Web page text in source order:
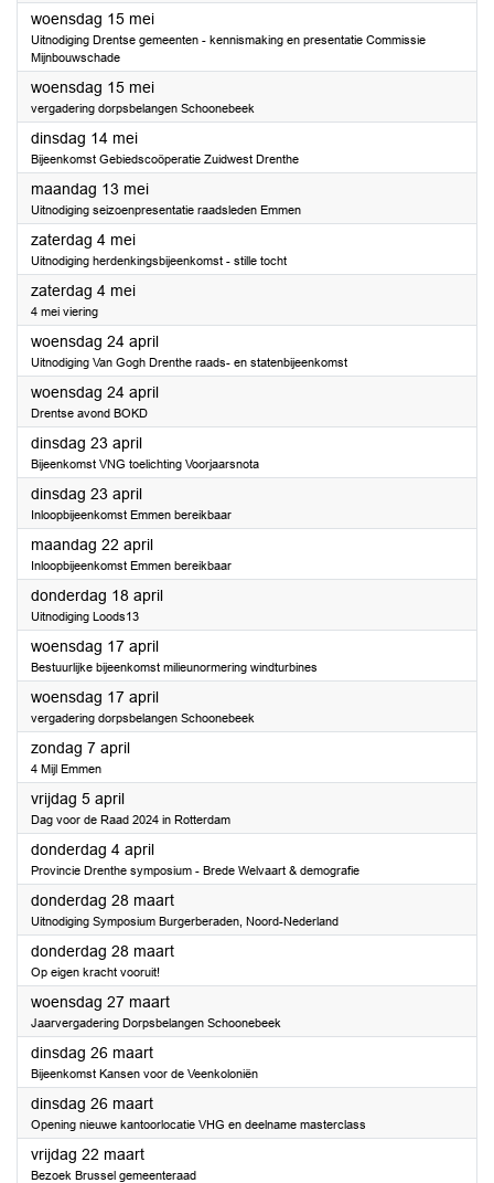
woensdag 15 mei2024
Uitnodiging Drentse gemeenten - kennismaking en presentatie Commissie
Mijnbouwschade
woensdag 15 mei2024
vergadering dorpsbelangen Schoonebeek
dinsdag 14 mei2024
Bijeenkomst Gebiedscoöperatie Zuidwest Drenthe
maandag 13 mei2024
Uitnodiging seizoenpresentatie raadsleden Emmen
zaterdag 4 mei2024
Uitnodiging herdenkingsbijeenkomst - stille tocht
zaterdag 4 mei2024
4 mei viering
woensdag 24 april2024
Uitnodiging Van Gogh Drenthe raads- en statenbijeenkomst
woensdag 24 april2024
Drentse avond BOKD
dinsdag 23 april2024
Bijeenkomst VNG toelichting Voorjaarsnota
dinsdag 23 april2024
Inloopbijeenkomst Emmen bereikbaar
maandag 22 april2024
Inloopbijeenkomst Emmen bereikbaar
donderdag 18 april2024
Uitnodiging Loods13
woensdag 17 april2024
Bestuurlijke bijeenkomst milieunormering windturbines
woensdag 17 april2024
vergadering dorpsbelangen Schoonebeek
zondag 7 april2024
4 Mijl Emmen
vrijdag 5 april2024
Dag voor de Raad 2024 in Rotterdam
donderdag 4 april2024
Provincie Drenthe symposium - Brede Welvaart & demografie
donderdag 28 maart2024
Uitnodiging Symposium Burgerberaden, Noord-Nederland
donderdag 28 maart2024
Op eigen kracht vooruit!
woensdag 27 maart2024
Jaarvergadering Dorpsbelangen Schoonebeek
dinsdag 26 maart2024
Bijeenkomst Kansen voor de Veenkoloniën
dinsdag 26 maart2024
Opening nieuwe kantoorlocatie VHG en deelname masterclass
vrijdag 22 maart2024
Bezoek Brussel gemeenteraad